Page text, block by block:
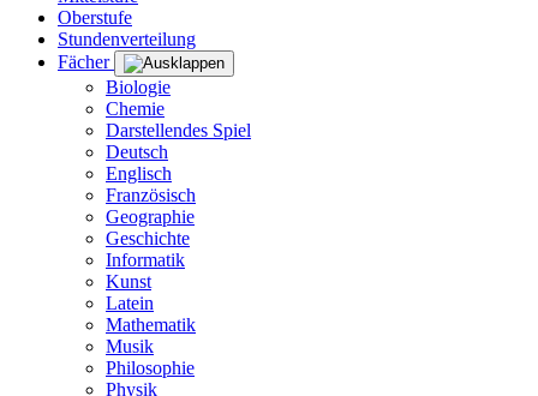
Oberstufe
Stundenverteilung
Fächer
Biologie
Chemie
Darstellendes Spiel
Deutsch
Englisch
Französisch
Geographie
Geschichte
Informatik
Kunst
Latein
Mathematik
Musik
Philosophie
Physik